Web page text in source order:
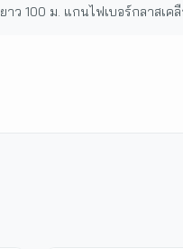
ยาว 100 ม. แกนไฟเบอร์กลาส